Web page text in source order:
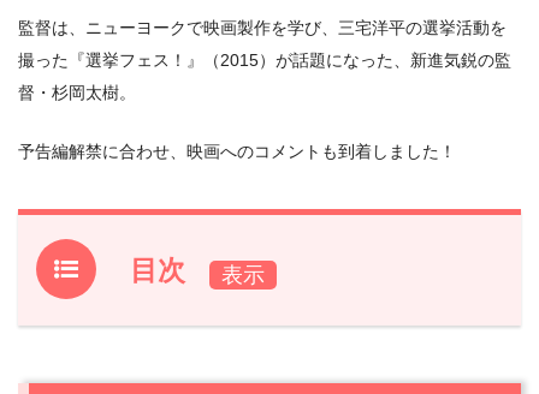
監督は、ニューヨークで映画製作を学び、三宅洋平の選挙活動を
撮った『選挙フェス！』（2015）が話題になった、新進気鋭の監
督・杉岡太樹。
予告編解禁に合わせ、映画へのコメントも到着しました！
目次
1.映画『息子のままで、女子になる』予告編解禁